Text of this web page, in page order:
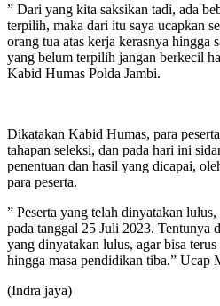
” Dari yang kita saksikan tadi, ada
terpilih, maka dari itu saya ucapkan
orang tua atas kerja kerasnya hingga
yang belum terpilih jangan berkecil
Kabid Humas Polda Jambi.
Dikatakan Kabid Humas, para
tahapan seleksi, dan pada hari ini
penentuan dan hasil yang dicapai,
para peserta.
” Peserta yang telah dinyatakan
pada tanggal 25 Juli 2023. Tentunya
yang dinyatakan lulus, agar bisa
hingga masa pendidikan tiba.” Ucap
(Indra jaya)